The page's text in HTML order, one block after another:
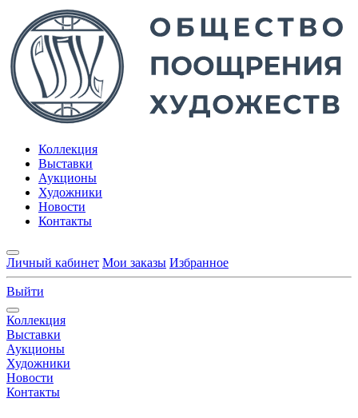
Коллекция
Выставки
Аукционы
Художники
Новости
Контакты
Личный кабинет Мои заказы Избранное
Выйти
Коллекция
Выставки
Аукционы
Художники
Новости
Контакты